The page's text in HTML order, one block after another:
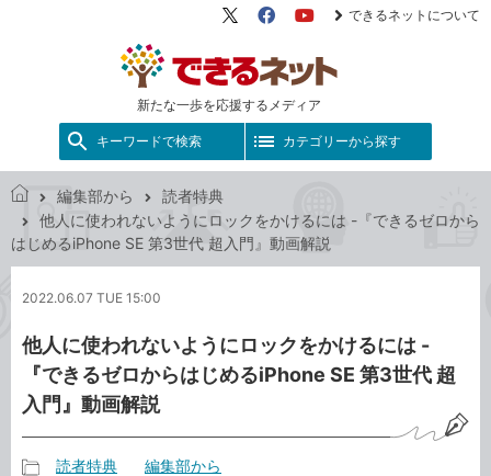
新たな一歩を応援するメディア
X（旧
FacebookYouTube
できるネットについて
キーワードで検索 カテゴリーから探す
で
き
ッ
編集部から
読者特典
他人に使われないようにロックをかけるには -『できるゼロから
はじめるiPhone SE 第3世代 超入門』動画解説
2022.06.07 TUE 15:00
他人に使われないようにロックをかけるには -
『できるゼロからはじめるiPhone SE 第3世代 超
入門』動画解説
読者特典 編集部から